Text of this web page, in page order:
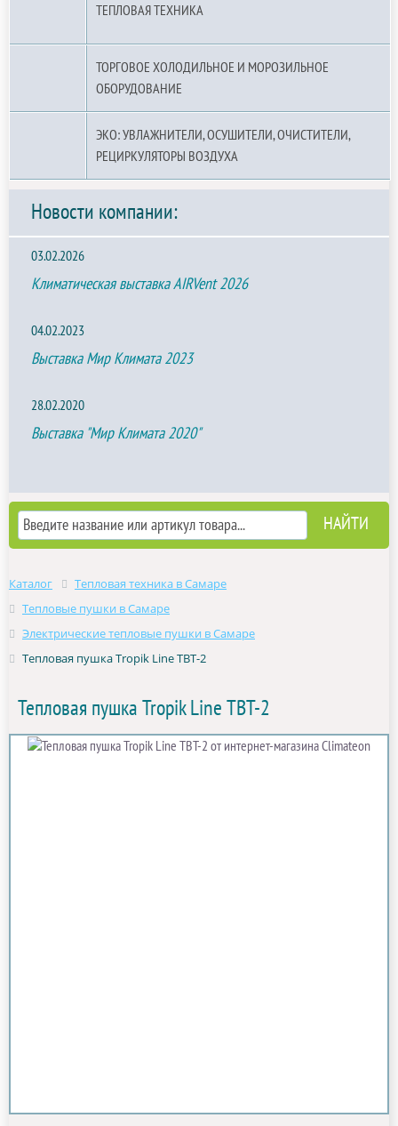
ТЕПЛОВАЯ ТЕХНИКА
ТОРГОВОЕ ХОЛОДИЛЬНОЕ И МОРОЗИЛЬНОЕ
ОБОРУДОВАНИЕ
ЭКО: УВЛАЖНИТЕЛИ, ОСУШИТЕЛИ, ОЧИСТИТЕЛИ,
РЕЦИРКУЛЯТОРЫ ВОЗДУХА
Новости компании:
03.02.2026
Климатическая выставка AIRVent 2026
04.02.2023
Выставка Мир Климата 2023
28.02.2020
Выставка "Мир Климата 2020"
Каталог
Тепловая техника в Самаре
Тепловые пушки в Самаре
Электрические тепловые пушки в Самаре
Тепловая пушка Tropik Line ТВТ-2
Тепловая пушка Tropik Line ТВТ-2